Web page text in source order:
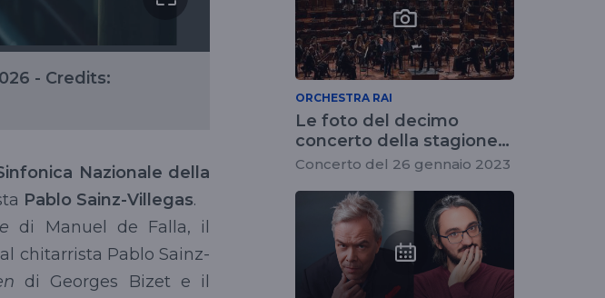
- Credits:
Nazionale della
Pablo Sainz-Villegas.
di Manuel de Falla, il
chitarrista Pablo Sainz-
di Georges Bizet e il
ORCHESTRA RAI
Le foto del decimo
concerto della stagione
2022/2023 dell'Orchestra
Concerto del 26 gennaio 2023